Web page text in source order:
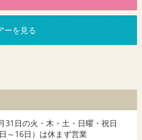
31日の火・木・土・日曜・祝日
～16日）は休まず営業